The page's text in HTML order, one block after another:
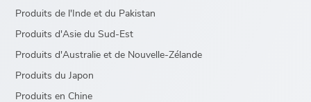
Produits de l'Inde et du Pakistan
Produits d'Asie du Sud-Est
Produits d'Australie et de Nouvelle-Zélande
Produits du Japon
Produits en Chine